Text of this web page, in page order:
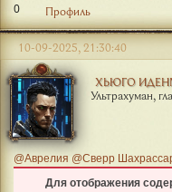
0 Профиль
ХЬЮГО
Ультрахуман,
10-09-2025, 21:30:40
@Аврелия @Сверр
Для отображения